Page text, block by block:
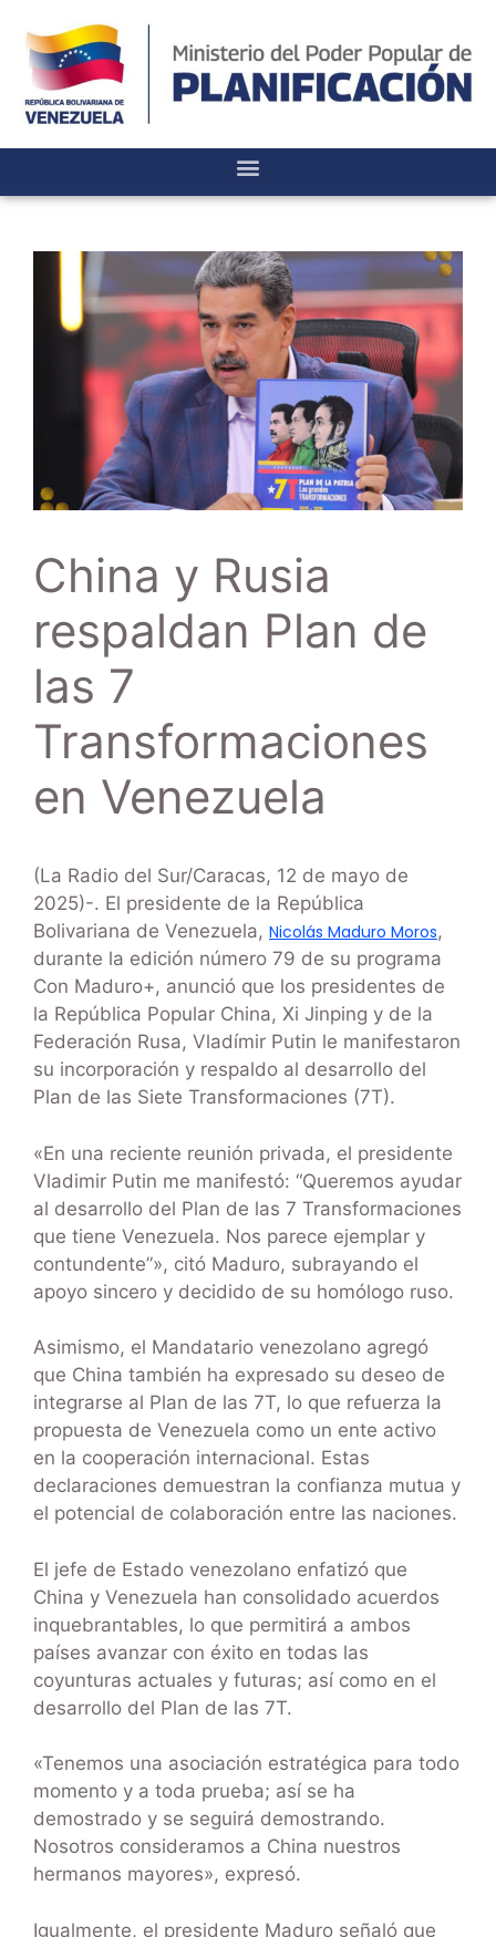
China y Rusia
respaldan Plan de
las 7
Transformaciones
en Venezuela
(La Radio del Sur/Caracas, 12 de mayo de
2025)-. El presidente de la República
Bolivariana de Venezuela, Nicolás Maduro Moros,
durante la edición número 79 de su programa
Con Maduro+, anunció que los presidentes de
la República Popular China, Xi Jinping y de la
Federación Rusa, Vladímir Putin le manifestaron
su incorporación y respaldo al desarrollo del
Plan de las Siete Transformaciones (7T).
«En una reciente reunión privada, el presidente
Vladimir Putin me manifestó: “Queremos ayudar
al desarrollo del Plan de las 7 Transformaciones
que tiene Venezuela. Nos parece ejemplar y
contundente”», citó Maduro, subrayando el
apoyo sincero y decidido de su homólogo ruso.
Asimismo, el Mandatario venezolano agregó
que China también ha expresado su deseo de
integrarse al Plan de las 7T, lo que refuerza la
propuesta de Venezuela como un ente activo
en la cooperación internacional. Estas
declaraciones demuestran la confianza mutua y
el potencial de colaboración entre las naciones.
El jefe de Estado venezolano enfatizó que
China y Venezuela han consolidado acuerdos
inquebrantables, lo que permitirá a ambos
países avanzar con éxito en todas las
coyunturas actuales y futuras; así como en el
desarrollo del Plan de las 7T.
«Tenemos una asociación estratégica para todo
momento y a toda prueba; así se ha
demostrado y se seguirá demostrando.
Nosotros consideramos a China nuestros
hermanos mayores», expresó.
Igualmente, el presidente Maduro señaló que